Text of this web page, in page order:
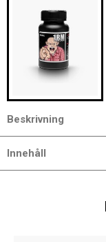
Beskrivning
Innehåll